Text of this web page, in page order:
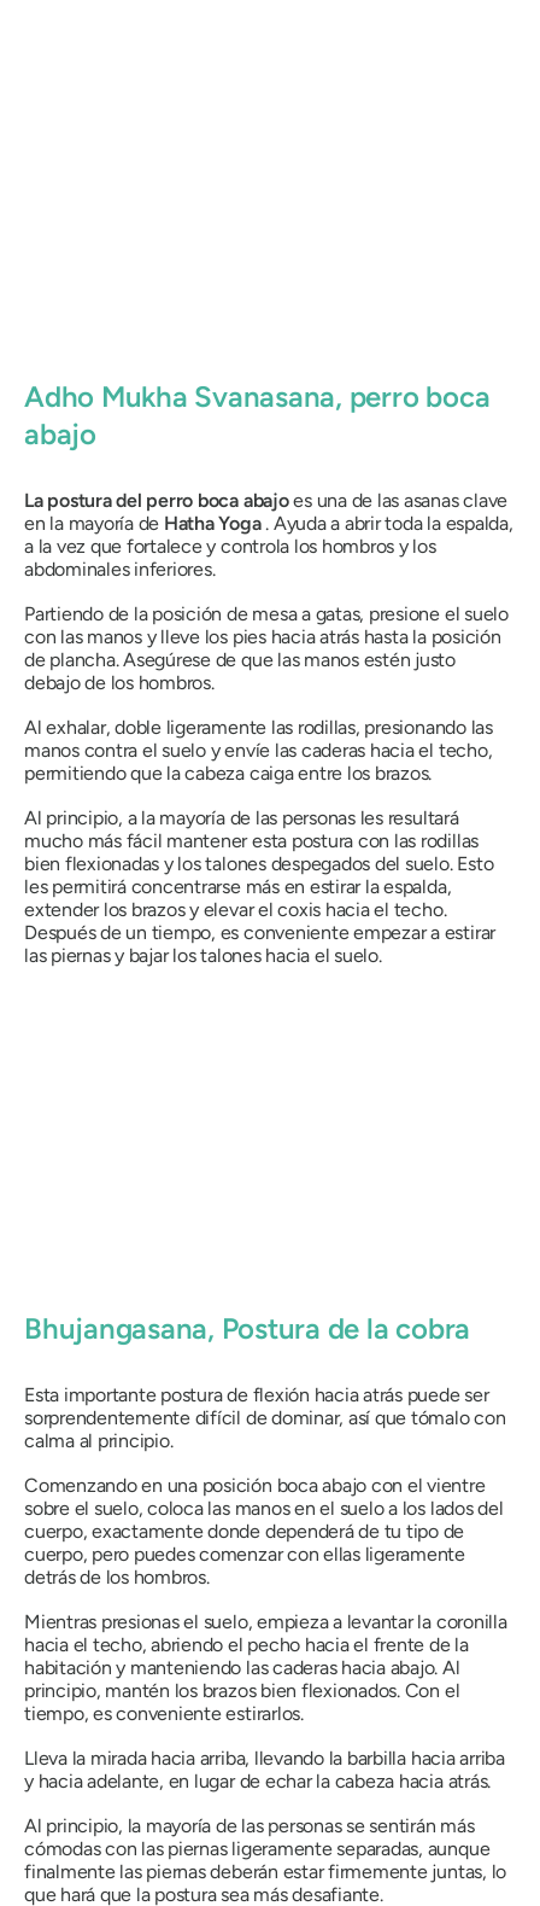
Adho Mukha Svanasana, perro boca
abajo
La postura del perro boca abajoes una de las asanas clave
en la mayoría de HathaYoga. Ayuda a abrir toda la espalda,
a la vez que fortalece y controla los hombros y los
abdominales inferiores.
Partiendo de la posición de mesa a gatas, presione el suelo
con las manos y lleve los pies hacia atrás hasta la posición
de plancha. Asegúrese de que las manos estén justo
debajo de los hombros.
Al exhalar, doble ligeramente las rodillas, presionando las
manos contra el suelo y envíe las caderas hacia el techo,
permitiendo que la cabeza caiga entre los brazos.
Al principio, a la mayoría de las personas les resultará
mucho más fácil mantener esta postura con las rodillas
bien flexionadas y los talones despegados del suelo. Esto
les permitirá concentrarse más en estirar la espalda,
extender los brazos y elevar el coxis hacia el techo.
Después de un tiempo, es conveniente empezar a estirar
las piernas y bajar los talones hacia el suelo.
Bhujangasana, Postura de la cobra
Esta importante postura de flexión hacia atrás puede ser
sorprendentemente difícil de dominar, así que tómalo con
calma al principio.
Comenzando en una posición boca abajo con el vientre
sobre el suelo, coloca las manos en el suelo a los lados del
cuerpo, exactamente donde dependerá de tu tipo de
cuerpo, pero puedes comenzar con ellas ligeramente
detrás de los hombros.
Mientras presionas el suelo, empieza a levantar la coronilla
hacia el techo, abriendo el pecho hacia el frente de la
habitación y manteniendo las caderas hacia abajo. Al
principio, mantén los brazos bien flexionados. Con el
tiempo, es conveniente estirarlos.
Lleva la mirada hacia arriba, llevando la barbilla hacia arriba
y hacia adelante, en lugar de echar la cabeza hacia atrás.
Al principio, la mayoría de las personas se sentirán más
cómodas con las piernas ligeramente separadas, aunque
finalmente las piernas deberán estar firmemente juntas, lo
que hará que la postura sea más desafiante.